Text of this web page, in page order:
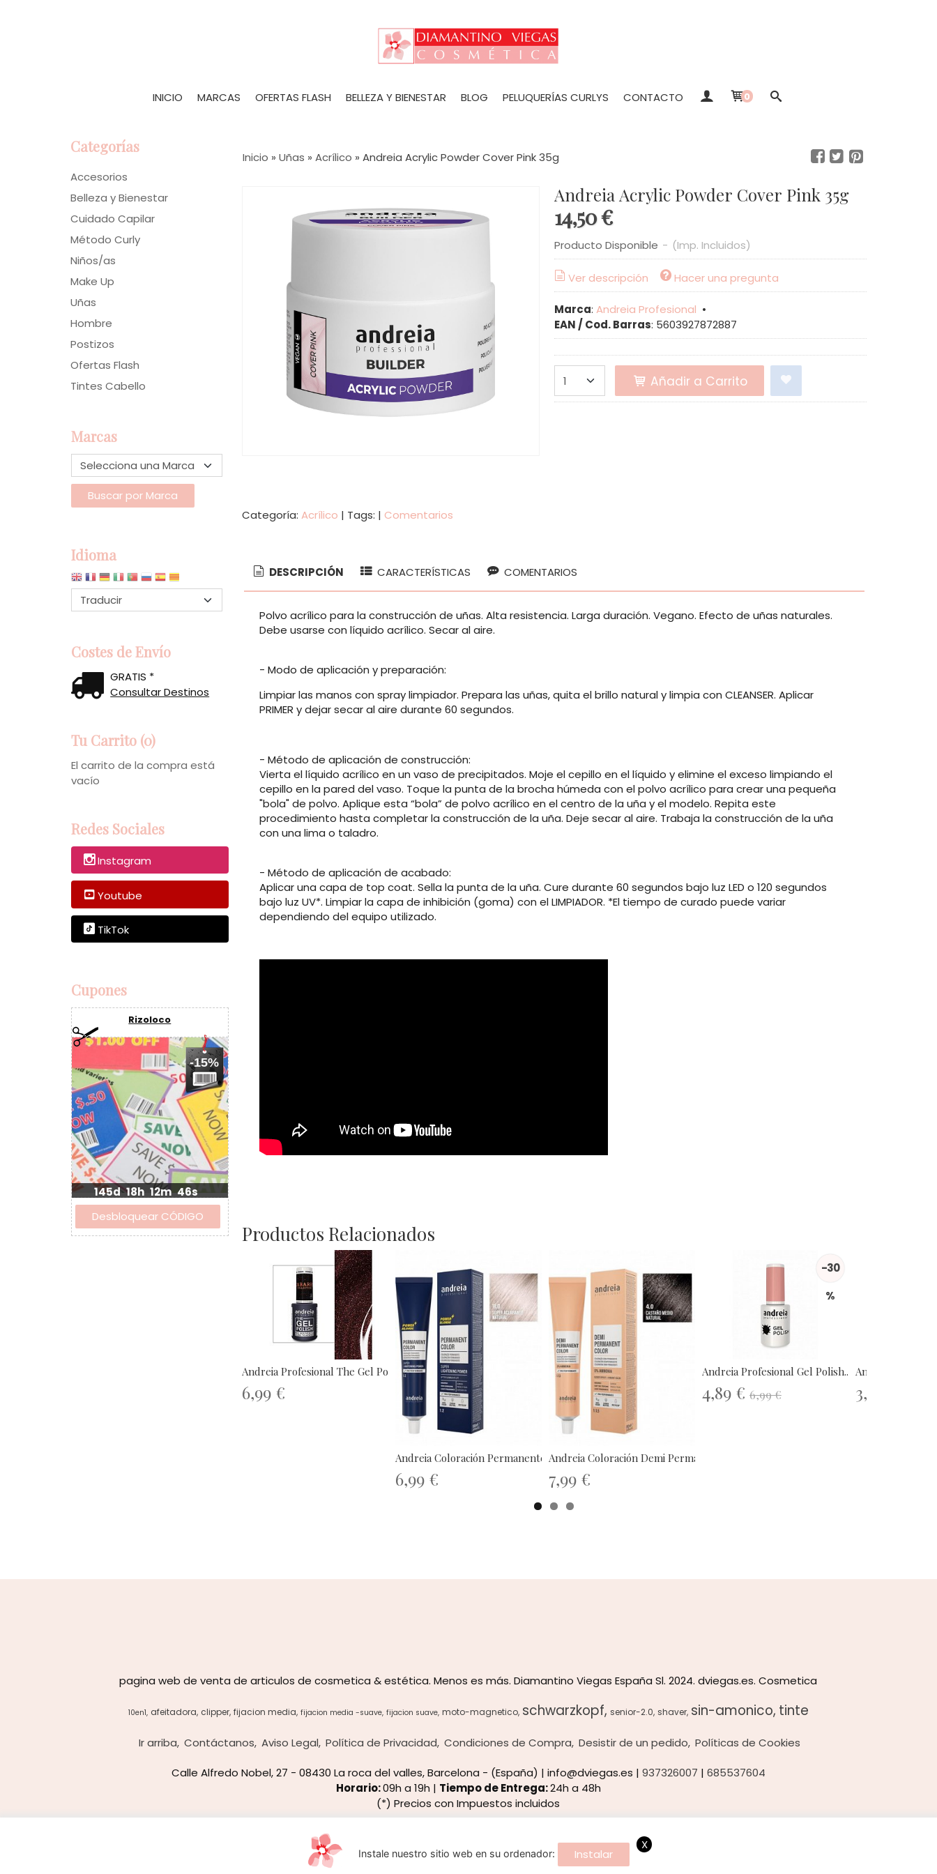
INICIO MARCAS OFERTAS FLASH BELLEZA Y BIENESTAR BLOG PELUQUERÍAS CURLYS CONTACTO 0
Categorías
Accesorios
Belleza y Bienestar
Cuidado Capilar
Método Curly
Niños/as
Make Up
Uñas
Hombre
Postizos
Ofertas Flash
Tintes Cabello
Marcas
Idioma
Costes de Envío
GRATIS *
Consultar Destinos
Tu Carrito (0)
El carrito de la compra está
vacío
Redes Sociales
Instagram
Youtube
TikTok
Cupones
Rizoloco
-15%
145d 18h 12m 45s
Inicio » Uñas » Acrílico » Andreia Acrylic Powder Cover Pink 35g
Andreia Acrylic Powder Cover Pink 35g
14,50 €
Producto Disponible - (Imp. Incluidos)
Ver descripción Hacer una pregunta
Marca: Andreia Profesional •
EAN / Cod. Barras: 5603927872887
Añadir a Carrito
Categoría: Acrílico | Tags: | Comentarios
DESCRIPCIÓN CARACTERÍSTICAS COMENTARIOS
Polvo acrílico para la construcción de uñas. Alta resistencia. Larga duración. Vegano. Efecto de uñas naturales.
Debe usarse con líquido acrílico. Secar al aire.
- Modo de aplicación y preparación:
Limpiar las manos con spray limpiador. Prepara las uñas, quita el brillo natural y limpia con CLEANSER. Aplicar
PRIMER y dejar secar al aire durante 60 segundos.
- Método de aplicación de construcción:
Vierta el líquido acrílico en un vaso de precipitados. Moje el cepillo en el líquido y elimine el exceso limpiando el
cepillo en la pared del vaso. Toque la punta de la brocha húmeda con el polvo acrílico para crear una pequeña
"bola" de polvo. Aplique esta “bola” de polvo acrílico en el centro de la uña y el modelo. Repita este
procedimiento hasta completar la construcción de la uña. Deje secar al aire. Trabaja la construcción de la uña
con una lima o taladro.
- Método de aplicación de acabado:
Aplicar una capa de top coat. Sella la punta de la uña. Cure durante 60 segundos bajo luz LED o 120 segundos
bajo luz UV*. Limpiar la capa de inhibición (goma) con el LIMPIADOR. *El tiempo de curado puede variar
dependiendo del equipo utilizado.
Productos Relacionados
Andreia Profesional The Gel Polish...
6,99 €
Andreia Coloración Permanente Power...
6,99 €
Andreia Coloración Demi Permanente...
7,99 €
-30
%
Andreia Profesional Gel Polish...
4,89 € 6,99 €
Andreia
3,60 €
pagina web de venta de articulos de cosmetica & estética. Menos es más. Diamantino Viegas España Sl. 2024. dviegas.es. Cosmetica
10en1 afeitadora clipper fijacion media fijacion media -suave fijacion suave moto-magnetico schwarzkopf senior-2.0 shaver sin-amonico tinte
Ir arriba Contáctanos Aviso Legal Política de Privacidad Condiciones de Compra Desistir de un pedido Políticas de Cookies
Calle Alfredo Nobel, 27 - 08430 La roca del valles, Barcelona - (España) | info@dviegas.es | 937326007 | 685537604
Horario:09h a 19h | Tiempo de Entrega:24h a 48h
(*) Precios con Impuestos incluidos
Instale nuestro sitio web en su ordenador: Instalar
X
Usamos cookies de terceros para mejorar la experiencia de navegación, y obtener estadísticas anónimas. Si continúa navegando consideramos que acepta el uso de cookies.